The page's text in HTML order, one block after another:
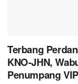
Terbang
KNO-JHN,
Penumpang VIP